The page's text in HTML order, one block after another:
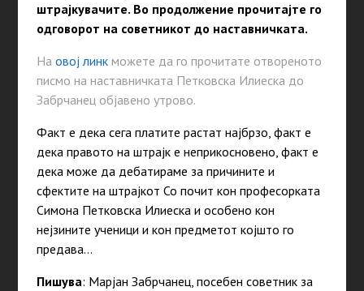
штрајкувачите. Во продолжение прочитајте го
одговорот на советникот до наставничката.
На овој линкможете да го прочитате отвореното
писмо на наставничката Петковска Илиеска до
Забрчанец објавено утрово.
Факт е дека сега платите растат најбрзо, факт е
дека правото на штрајк е неприкосновено, факт е
дека може да дебатираме за причините и
сфектите на штрајкот Со почит кон професорката
Симона Петковска Илиеска и особено кон
нејзините ученици и кон предметот којшто го
предава…
Пишува: Марјан Забрчанец, посебен советник за